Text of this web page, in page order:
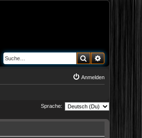
SucheErweiterte
Anmelden
Sprache: